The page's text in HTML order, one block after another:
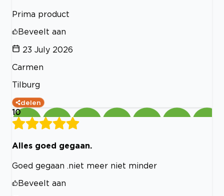
Prima product
Beveelt aan
23 July 2026
Carmen
Tilburg
delen
10
Alles goed gegaan.
Goed gegaan .niet meer niet minder
Beveelt aan